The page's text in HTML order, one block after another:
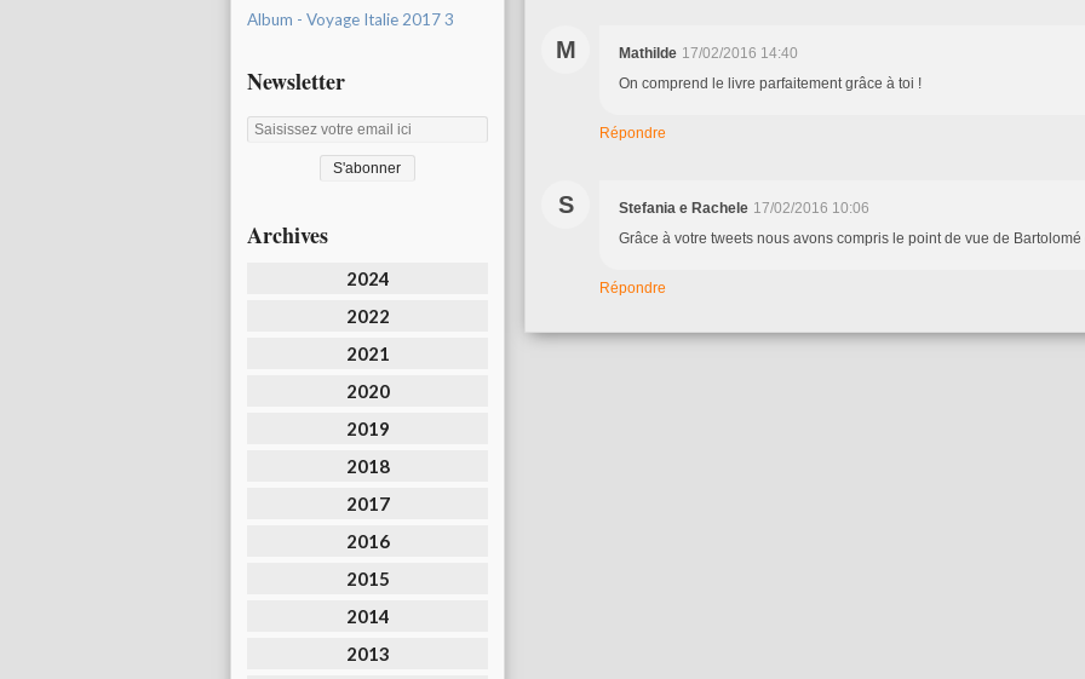
Album - Voyage Italie 2017 3
Newsletter
Archives
2024
2022
2021
2020
2019
2018
2017
2016
2015
2014
2013
M Mathilde 17/02/2016 14:40
On comprend le livre parfaitement grâce à toi !
Répondre
S Stefania e Rachele 17/02/2016 10:06
Grâce à votre tweets nous avons compris le point de vue de
Répondre